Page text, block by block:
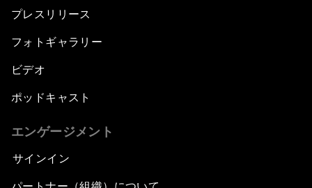
プレスリリース
フォトギャラリー
ビデオ
ポッドキャスト
エンゲージメント
サインイン